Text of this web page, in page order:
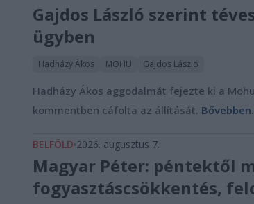
Gajdos László szerint
ügyben
Hadházy Ákos MOHU Gajdos László
Hadházy Ákos aggodalmát fejezte ki a
kommentben cáfolta az állítását.
BELFÖLD 2026. augusztus 7.
Magyar Péter: péntektől
fogyasztáscsökkentés,